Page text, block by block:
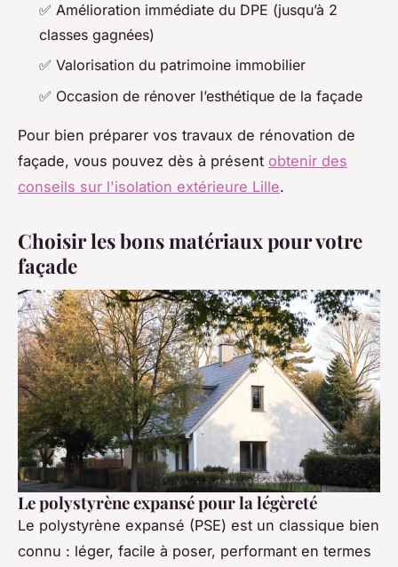
✅ Amélioration immédiate du DPE (jusqu’à 2
classes gagnées)
✅ Valorisation du patrimoine immobilier
✅ Occasion de rénover l’esthétique de la façade
Pour bien préparer vos travaux de rénovation de
façade, vous pouvez dès à présent obtenir des
conseils sur l'isolation extérieure Lille.
Choisir les bons matériaux pour votre
façade
Le polystyrène expansé pour la légèreté
Le polystyrène expansé (PSE) est un classique bien
connu : léger, facile à poser, performant en termes